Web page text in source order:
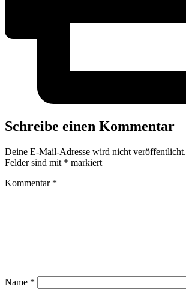
Schreibe einen Kommentar
Deine E-Mail-Adresse wird nicht veröffentlicht.
Felder sind mit * markiert
Kommentar *
Name *